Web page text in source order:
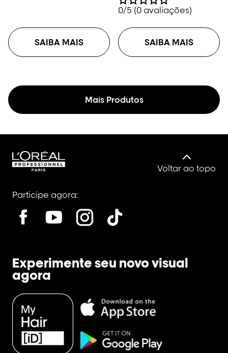
SAIBA MAIS
0/5 (0 avaliações)
SAIBA MAIS
Mais Produtos
Voltar ao topo
Participe agora:
Experimente seu novo visual
agora